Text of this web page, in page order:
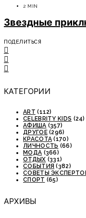
2 MIN
Звездные
ПОДЕЛИТЬСЯ
КАТЕГОРИИ
ART (112)
CELEBRITY KIDS (24)
АФИША (357)
ДРУГОЕ(296)
КРАСОТА (170)
ЛИЧНОСТЬ (66)
МОДА (366)
ОТДЫХ (331)
СОБЫТИЯ (382)
СОВЕТЫ
СПОРТ (65)
АРХИВЫ